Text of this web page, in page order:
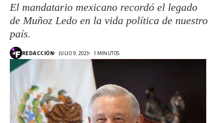
El mandatario mexicano recordó el legado
de Muñoz Ledo en la vida política de nuestro
país.
REDACCIÓN JULIO 9, 2023 1 MINUTOS